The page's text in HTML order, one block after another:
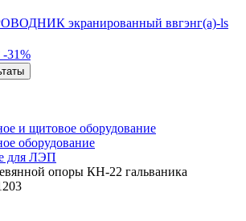
экранированный ввгэнг(a)-ls
-31%
и щитовое оборудование
оборудование
для ЛЭП
опоры КН-22 гальваника